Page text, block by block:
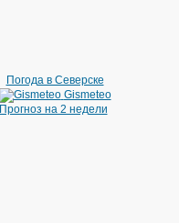
Погода в Северске
Gismeteo
Прогноз на 2 недели